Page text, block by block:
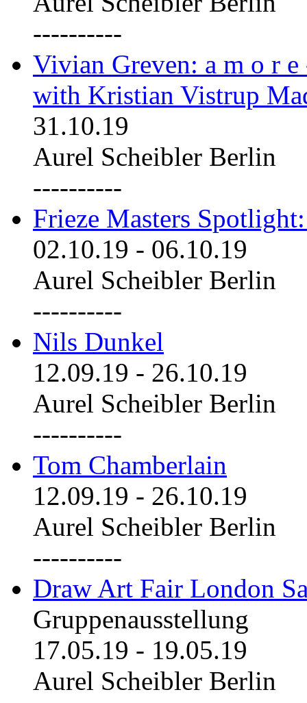
----------
Vivian Greven: a m o r
with Kristian Vistrup
31.10.19
Aurel Scheibler Berlin
----------
Frieze Masters
02.10.19 - 06.10.19
Aurel Scheibler Berlin
----------
Nils Dunkel
12.09.19 - 26.10.19
Aurel Scheibler Berlin
----------
Tom Chamberlain
12.09.19 - 26.10.19
Aurel Scheibler Berlin
----------
Draw Art Fair London
Gruppenausstellung
17.05.19 - 19.05.19
Aurel Scheibler Berlin